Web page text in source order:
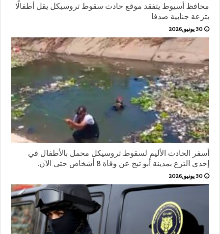
محافظ أسيوط يتفقد موقع حادث سقوط تروسيكل يقل أطفالًا
بترعة جنابية صدفا
30 يونيو,2026
أسفر الحادث الأليم لسقوط تروسيكل محمل بالأطفال في
إحدى الترع بمدينة أبو تيج عن وفاة 8 أشخاص حتى الآن.
30 يونيو,2026